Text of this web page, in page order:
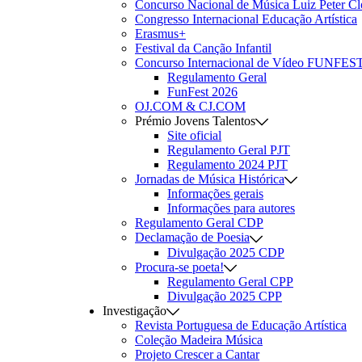
Concurso Nacional de Música Luiz Peter
Congresso Internacional Educação Artística
Erasmus+
Festival da Canção Infantil
Concurso Internacional de Vídeo
Regulamento Geral
FunFest 2026
OJ.COM & CJ.COM
Prémio Jovens Talentos
Site oficial
Regulamento Geral PJT
Regulamento 2024 PJT
Jornadas de Música Histórica
Informações gerais
Informações para autores
Regulamento Geral CDP
Declamação de Poesia
Divulgação 2025 CDP
Procura-se poeta!
Regulamento Geral CPP
Divulgação 2025 CPP
Investigação
Revista Portuguesa de Educação Artística
Coleção Madeira Música
Projeto Crescer a Cantar